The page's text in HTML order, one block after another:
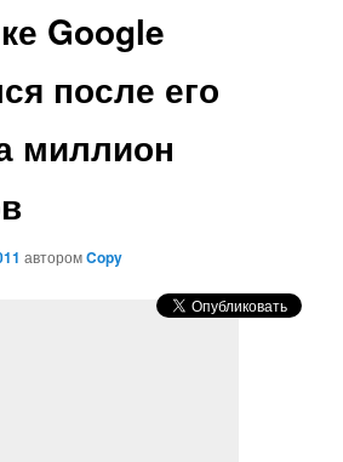
Google
после его
миллион
авторомCopy